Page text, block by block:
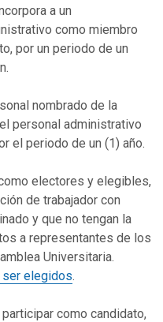
a un
como miembro
por un periodo de un
nombrado de la
personal administrativo
el periodo de un (1) año.
electores y elegibles,
de trabajador con
y que no tengan la
a representantes de los
Universitaria.
ser elegidos.
como candidato,